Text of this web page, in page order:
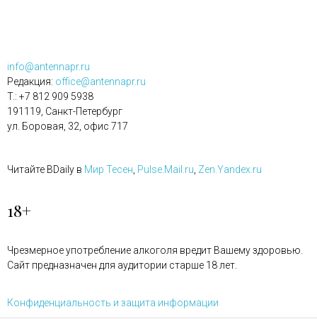
info@antennapr.ru
Редакция: office@antennapr.ru
T.: +7 812 909 5938
191119, Санкт-Петербург
ул. Боровая, 32, офис 717
Читайте BDaily в Мир Тесен Pulse.Mail.ru Zen.Yandex.ru
18+
Чрезмерное употребление алкоголя вредит Вашему здоровью.
Сайт предназначен для аудитории старше 18 лет.
Конфиденциальность и защита информации